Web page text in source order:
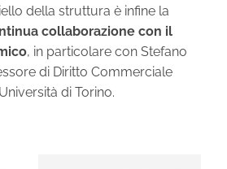
della struttura è infine la
collaborazione con il
, in particolare con Stefano
di Diritto Commerciale
di Torino.